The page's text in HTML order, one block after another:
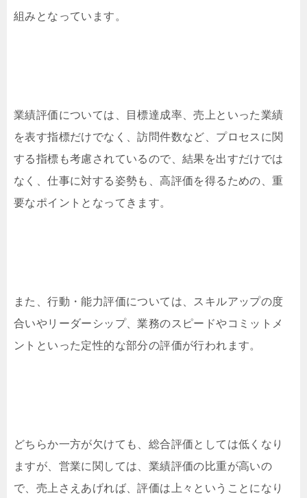
組みとなっています。
業績評価については、目標達成率、売上といった業績
を表す指標だけでなく、訪問件数など、プロセスに関
する指標も考慮されているので、結果を出すだけでは
なく、仕事に対する姿勢も、高評価を得るための、重
要なポイントとなってきます。
また、行動・能力評価については、スキルアップの度
合いやリーダーシップ、業務のスピードやコミットメ
ントといった定性的な部分の評価が行われます。
どちらか一方が欠けても、総合評価としては低くなり
ますが、営業に関しては、業績評価の比重が高いの
で、売上さえあげれば、評価は上々ということになり